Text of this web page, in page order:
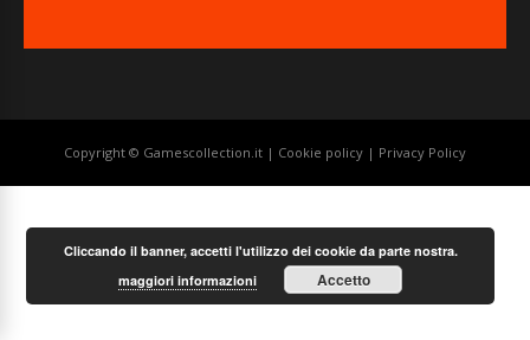
Copyright © Gamescollection.it | Cookie policy | Privacy Policy
Cliccando il banner, accetti l'utilizzo dei cookie da parte nostra.
maggiori informazioni
Accetto